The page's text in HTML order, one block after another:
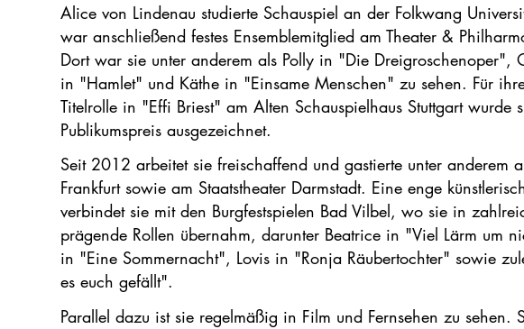
Alice von Lindenau studierte Schauspiel an der Folkwang
war anschließend festes Ensemblemitglied am Theater &
Dort war sie unter anderem als Polly in "Die Dreigroschenoper",
in "Hamlet" und Käthe in "Einsame Menschen" zu sehen. Für
Titelrolle in "Effi Briest" am Alten Schauspielhaus Stuttgart wurde
Publikumspreis ausgezeichnet.
Seit 2012 arbeitet sie freischaffend und gastierte unter anderem
Frankfurt sowie am Staatstheater Darmstadt. Eine enge
verbindet sie mit den Burgfestspielen Bad Vilbel, wo sie in
prägende Rollen übernahm, darunter Beatrice in "Viel Lärm um
in "Eine Sommernacht", Lovis in "Ronja Räubertochter" sowie
es euch gefällt".
Parallel dazu ist sie regelmäßig in Film und Fernsehen zu sehen.